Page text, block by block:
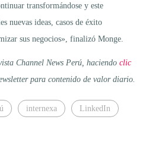
transformándose y este
nuevas ideas, casos de éxito
sus negocios», finalizó Monge.
Channel News Perú, haciendo clic
para contenido de valor diario.
internexa LinkedIn